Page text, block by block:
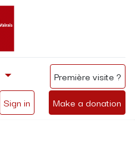
Sign in Make a donation
Première visite ?